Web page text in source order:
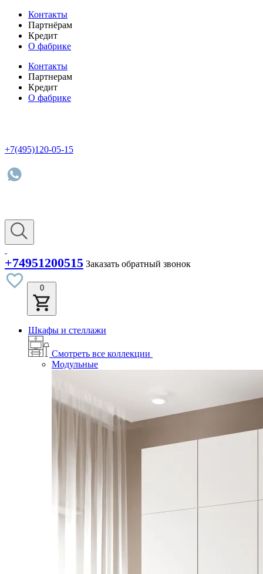
Контакты
Партнёрам
Кредит
О фабрике
Контакты
Партнерам
Кредит
О фабрике
+7(495)120-05-15
+74951200515 Заказать обратный звонок
0
Шкафы и стеллажи
Смотреть все коллекции
Модульные